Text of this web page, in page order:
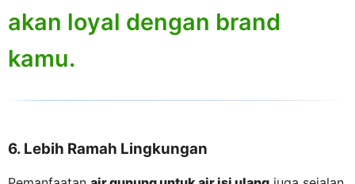
akan loyal dengan brand
kamu.
6. Lebih Ramah Lingkungan